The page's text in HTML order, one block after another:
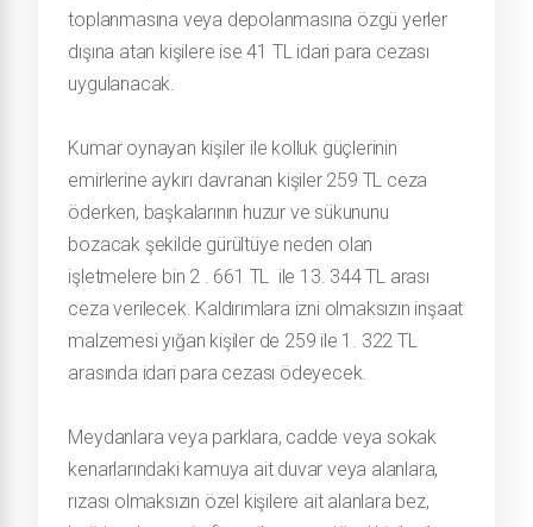
toplanmasına veya depolanmasına özgü yerler
dışına atan kişilere ise 41 TL idari para cezası
uygulanacak.
Kumar oynayan kişiler ile kolluk güçlerinin
emirlerine aykırı davranan kişiler 259 TL ceza
öderken, başkalarının huzur ve sükununu
bozacak şekilde gürültüye neden olan
işletmelere bin 2 . 661 TL ile 13. 344 TL arası
ceza verilecek. Kaldırımlara izni olmaksızın inşaat
malzemesi yığan kişiler de 259 ile 1. 322 TL
arasında idari para cezası ödeyecek.
Meydanlara veya parklara, cadde veya sokak
kenarlarındaki kamuya ait duvar veya alanlara,
rızası olmaksızın özel kişilere ait alanlara bez,